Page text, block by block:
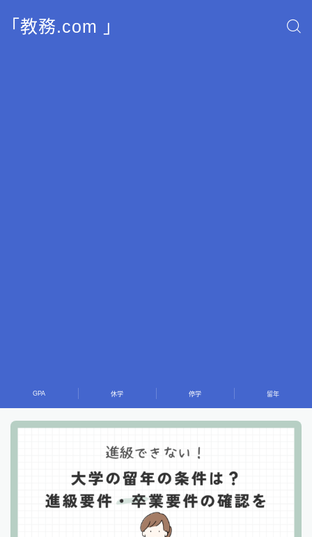
「教務.com 」
GPA 休学 停学 留年